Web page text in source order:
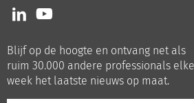
Volg
ons
LinkedIn
Volg
ons
Youtube
Blijf op de hoogte en ontvang net als
ruim 30.000 andere professionals elke
week het laatste nieuws op maat.